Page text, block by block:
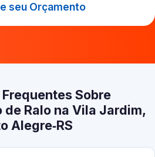
seu Orçamento
Sobre
Ralo na Vila Jardim,
Alegre‑RS